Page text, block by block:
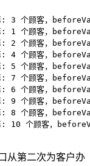
从第二次为客户办